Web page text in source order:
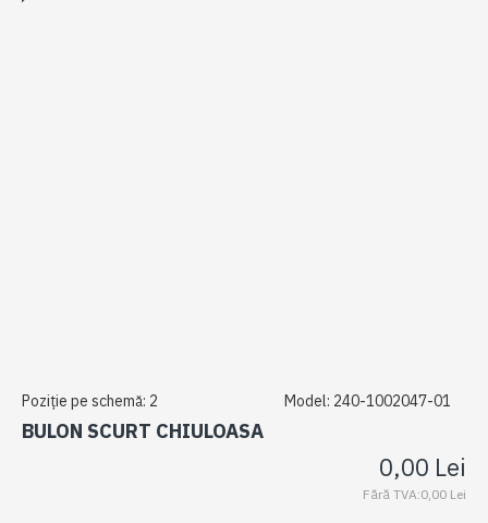
Poziție pe schemă: 2 Model: 240-1002047-01
BULON SCURT CHIULOASA
0,00 Lei
Fără TVA:0,00 Lei